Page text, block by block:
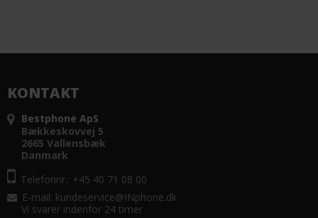
KONTAKT
Bestphone ApS
Bækkeskovvej 5
2665 Vallensbæk
Danmark
Telefonnr.: +45 40 71 08 00
E-mail: kundeservice@INphone.dk
Vi svarer indenfor 24 timer